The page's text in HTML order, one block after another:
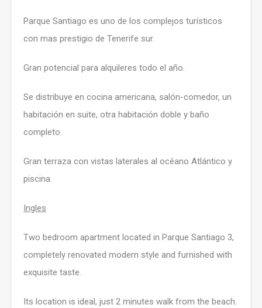
Parque Santiago es uno de los complejos turísticos
con mas prestigio de Tenerife sur.
Gran potencial para alquileres todo el año.
Se distribuye en cocina americana, salón-comedor, un
habitación en suite, otra habitación doble y baño
completo.
Gran terraza con vistas laterales al océano Atlántico y
piscina.
Ingles
Two bedroom apartment located in Parque Santiago 3,
completely renovated modern style and furnished with
exquisite taste.
Its location is ideal, just 2 minutes walk from the beach.